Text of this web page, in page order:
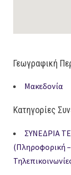
Γεωγραφική
Μακεδονία
Κατηγορίες
ΣΥΝΕΔΡΙΑ
(Πληροφορική